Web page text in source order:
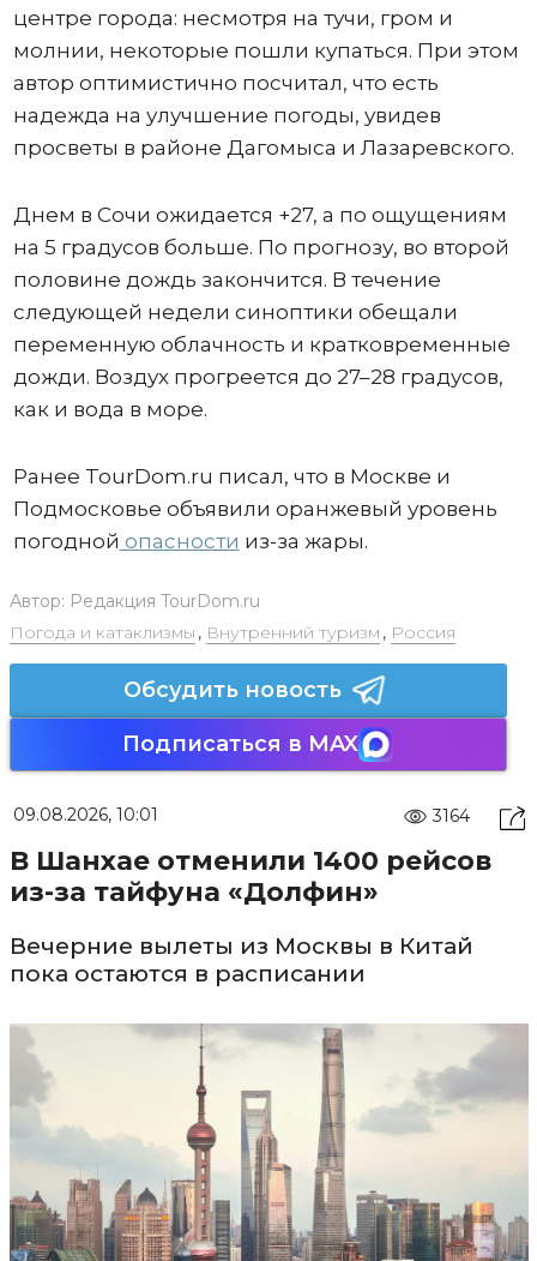
центре города: несмотря на тучи, гром и
молнии, некоторые пошли купаться. При этом
автор оптимистично посчитал, что есть
надежда на улучшение погоды, увидев
просветы в районе Дагомыса и Лазаревского.
Днем в Сочи ожидается +27, а по ощущениям
на 5 градусов больше. По прогнозу, во второй
половине дождь закончится. В течение
следующей недели синоптики обещали
переменную облачность и кратковременные
дожди. Воздух прогреется до 27–28 градусов,
как и вода в море.
Ранее TourDom.ru писал, что в Москве и
Подмосковье объявили оранжевый уровень
погодной опасности из-за жары.
Автор: Редакция TourDom.ru
Погода и катаклизмы , Внутренний туризм , Россия
Обсудить новость
Подписаться в MAX
09.08.2026, 10:01 3164
В Шанхае отменили 1400 рейсов
из-за тайфуна «Долфин»
Вечерние вылеты из Москвы в Китай
пока остаются в расписании